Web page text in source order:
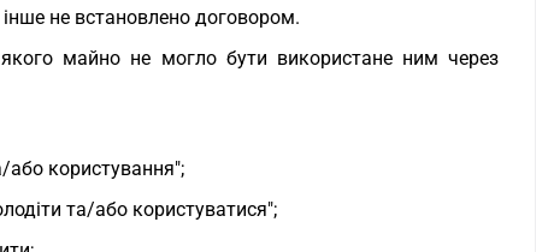
не встановлено договором.
майно не могло бути використане ним через
або користування";
та/або користуватися";